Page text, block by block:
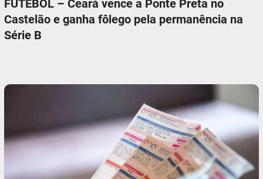
FUTEBOL – Ceará vence a Ponte Preta no
Castelão e ganha fôlego pela permanência na
Série B